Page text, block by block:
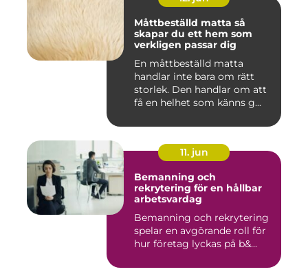
Måttbeställd matta så
skapar du ett hem som
verkligen passar dig
En måttbeställd matta
handlar inte bara om rätt
storlek. Den handlar om att
få en helhet som känns g...
11. jun
Bemanning och
rekrytering för en hållbar
arbetsvardag
Bemanning och rekrytering
spelar en avgörande roll för
hur företag lyckas på b&...